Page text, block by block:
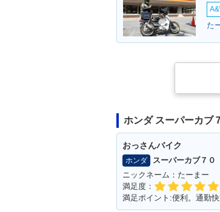
た
ホンダ スーパーカブ
おっさんバイク
ホンダ
スーパーカブ７０
ニックネーム：たーまー
満足度：
満足ポイント:便利。通勤快